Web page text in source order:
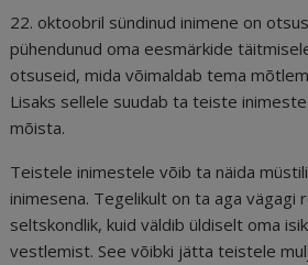
o
o
k
n st
22. oktoobril sündinud inimene on
pühendunud oma eesmärkide
otsuseid, mida võimaldab tema
Lisaks sellele suudab ta teiste
mõista.
Teistele inimestele võib ta näida
inimesena. Tegelikult on ta aga vägagi
seltskondlik, kuid väldib üldiselt oma
vestlemist. See võibki jätta teistele